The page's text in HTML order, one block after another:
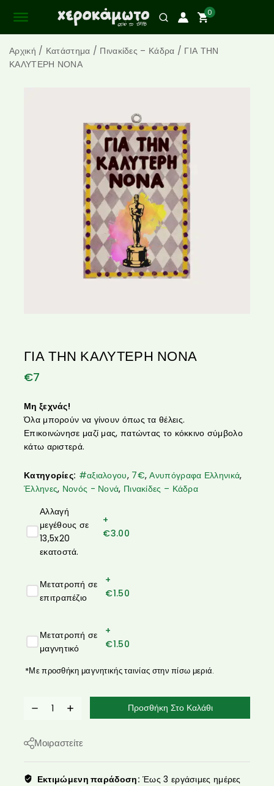
0
Αρχική / Κατάστημα / Πινακίδες – Κάδρα / ΓΙΑ ΤΗΝ
ΚΑΛΥΤΕΡΗ ΝΟΝΑ
ΓΙΑ ΤΗΝ ΚΑΛΥΤΕΡΗ ΝΟΝΑ
€7
Μη ξεχνάς!
Όλα μπορούν να γίνουν όπως τα θέλεις.
Επικοινώνησε μαζί μας, πατώντας το κόκκινο σύμβολο
κάτω αριστερά.
Κατηγορίες: #αξιαλογου, 7€,Ανυπόγραφα Ελληνικά,
Έλληνες, Νονός - Νονά, Πινακίδες – Κάδρα
Αλλαγή
μεγέθους σε
13,5x20
εκατοστά.
+
€3.00
Μετατροπή σε
επιτραπέζιο
+
€1.50
Μετατροπή σε
μαγνητικό
+
€1.50
*Με προσθήκη μαγνητικής ταινίας στην πίσω μεριά.
Προσθήκη Στο Καλάθι
Μοιραστείτε
Εκτιμώμενη παράδοση: Έως 3 εργάσιμες ημέρες